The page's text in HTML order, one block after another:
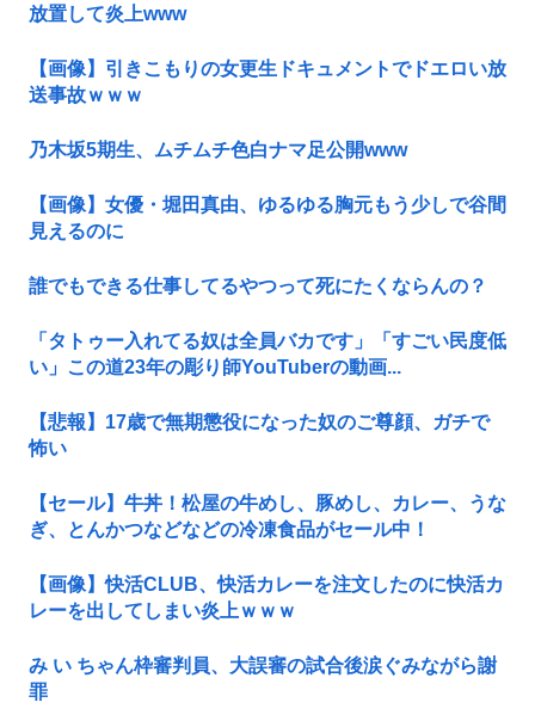
放置して炎上www
【画像】引きこもりの女更生ドキュメントでドエロい放
送事故ｗｗｗ
乃木坂5期生、ムチムチ色白ナマ足公開www
【画像】女優・堀田真由、ゆるゆる胸元もう少しで谷間
見えるのに
誰でもできる仕事してるやつって死にたくならんの？
「タトゥー入れてる奴は全員バカです」「すごい民度低
い」この道23年の彫り師YouTuberの動画...
【悲報】17歳で無期懲役になった奴のご尊顔、ガチで
怖い
【セール】牛丼！松屋の牛めし、豚めし、カレー、うな
ぎ、とんかつなどなどの冷凍食品がセール中！
【画像】快活CLUB、快活カレーを注文したのに快活カ
レーを出してしまい炎上ｗｗｗ
み い ちゃん枠審判員、大誤審の試合後涙ぐみながら謝
罪